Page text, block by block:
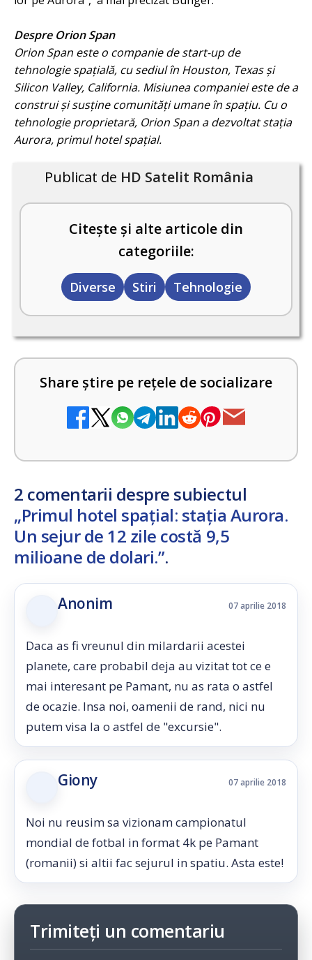
Despre Orion Span
Orion Span este o companie de start-up de
tehnologie spațială, cu sediul în Houston, Texas și
Silicon Valley, California. Misiunea companiei este de a
construi și susține comunități umane în spațiu. Cu o
tehnologie proprietară, Orion Span a dezvoltat stația
Aurora, primul hotel spațial.
Publicat de HD Satelit România
Citește și alte articole din
categoriile:
Diverse Stiri Tehnologie
Share știre pe rețele de socializare
2 comentarii despre subiectul
„Primul hotel spațial: stația Aurora.
Un sejur de 12 zile costă 9,5
milioane de dolari.”.
Anonim 07 aprilie 2018
Daca as fi vreunul din milardarii acestei
planete, care probabil deja au vizitat tot ce e
mai interesant pe Pamant, nu as rata o astfel
de ocazie. Insa noi, oamenii de rand, nici nu
putem visa la o astfel de "excursie".
Giony 07 aprilie 2018
Noi nu reusim sa vizionam campionatul
mondial de fotbal in format 4k pe Pamant
(romanii) si altii fac sejurul in spatiu. Asta este!
Trimiteți un comentariu